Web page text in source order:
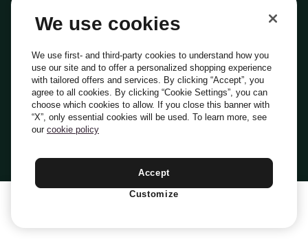
Everli Shoppers
About Us
Everli News
Domande frequenti
Lavora con noi
Diventa Shopper
Investitori
PrivacyCookiePreferenze Cookie
Termini e CondizioniCodice Etico
Indirizzo PEC: everli@pec.it - indirizzo DPO: dpo@everli.com
Italiano
We use cookies
We use first- and third-party cookies to understand how you
use our site and to offer a personalized shopping experience
with tailored offers and services. By clicking “Accept”, you
agree to all cookies. By clicking “Cookie Settings”, you can
choose which cookies to allow. If you close this banner with
“X”, only essential cookies will be used. To learn more, see
our cookie policy
Accept
Customize